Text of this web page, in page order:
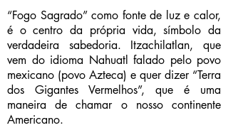
“Fogo Sagrado” como fonte de luz e calor,
é o centro da própria vida, símbolo da
verdadeira sabedoria. Itzachilatlan, que
vem do idioma Nahuatl falado pelo povo
mexicano (povo Azteca) e quer dizer “Terra
dos Gigantes Vermelhos”, que é uma
maneira de chamar o nosso continente
Americano.